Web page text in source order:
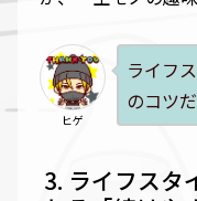
ヒゲ
ライフ
のコツだ
ライフスタ